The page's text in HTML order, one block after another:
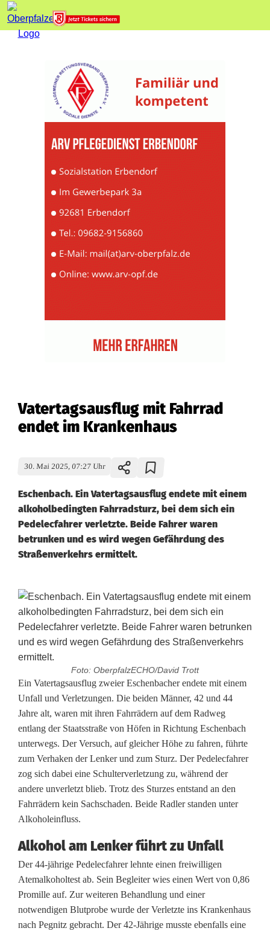
Vatertagsausflug mit Fahrrad
endet im Krankenhaus
30. Mai 2025, 07:27 Uhr
Eschenbach. Ein Vatertagsausflug endete mit einem
alkoholbedingten Fahrradsturz, bei dem sich ein
Pedelecfahrer verletzte. Beide Fahrer waren
betrunken und es wird wegen Gefährdung des
Straßenverkehrs ermittelt.
Foto: OberpfalzECHO/David Trott
V
a
t
e
r
t
a
g
s
a
u
Ein Vatertagsausflug zweier Eschenbacher endete mit einem
Unfall und Verletzungen. Die beiden Männer, 42 und 44
Jahre alt, waren mit ihren Fahrrädern auf dem Radweg
entlang der Staatsstraße von Höfen in Richtung Eschenbach
unterwegs. Der Versuch, auf gleicher Höhe zu fahren, führte
zum Verhaken der Lenker und zum Sturz. Der Pedelecfahrer
zog sich dabei eine Schulterverletzung zu, während der
andere unverletzt blieb. Trotz des Sturzes entstand an den
Fahrrädern kein Sachschaden. Beide Radler standen unter
Alkoholeinfluss.
Alkohol am Lenker führt zu Unfall
Der 44-jährige Pedelecfahrer lehnte einen freiwilligen
Atemalkoholtest ab. Sein Begleiter wies einen Wert von 0,86
Promille auf. Zur weiteren Behandlung und einer
notwendigen Blutprobe wurde der Verletzte ins Krankenhaus
nach Pegnitz gebracht. Der 42-Jährige musste ebenfalls eine